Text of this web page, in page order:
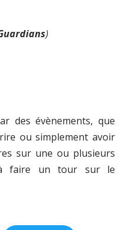
)
des évènements, que
ou simplement avoir
sur une ou plusieurs
à faire un tour sur le